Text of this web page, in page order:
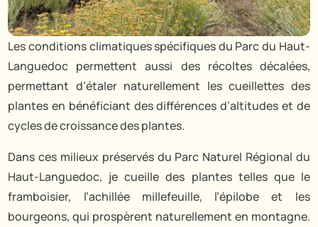
Les conditions climatiques spécifiques du Parc du Haut-
Languedoc permettent aussi des récoltes décalées,
permettant d’étaler naturellement les cueillettes des
plantes en bénéficiant des différences d’altitudes et de
cycles de croissance des plantes.
Dans ces milieux préservés du Parc Naturel Régional du
Haut-Languedoc, je cueille des plantes telles que le
framboisier, l’achillée millefeuille, l’épilobe et les
bourgeons, qui prospèrent naturellement en montagne.